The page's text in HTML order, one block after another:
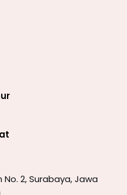
No. 2, Surabaya, Jawa